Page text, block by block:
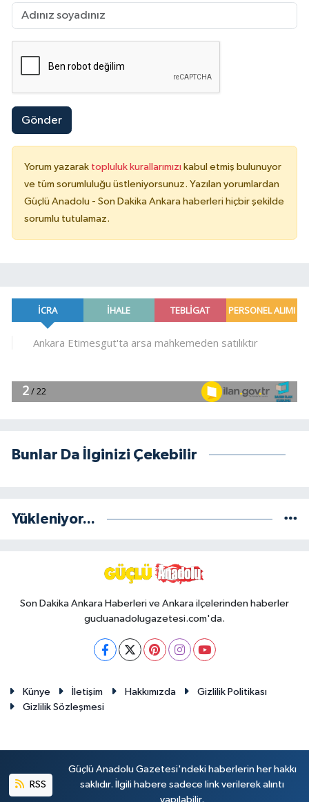
Gönder
Yorum yazarak topluluk kurallarımızı kabul etmiş bulunuyor
ve tüm sorumluluğu üstleniyorsunuz. Yazılan yorumlardan
Güçlü Anadolu - Son Dakika Ankara haberleri hiçbir şekilde
sorumlu tutulamaz.
Bunlar Da İlginizi Çekebilir
Yükleniyor...
Son Dakika Ankara Haberleri ve Ankara ilçelerinden haberler
gucluanadolugazetesi.com'da.
Künye İletişim Hakkımızda
Gizlilik Politikası
Gizlilik Sözleşmesi
RSS
Güçlü Anadolu Gazetesi'ndeki haberlerin her hakkı
saklıdır. İlgili habere sadece link verilerek alıntı
yapılabilir.